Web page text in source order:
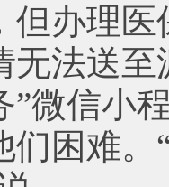
但办理
无法送
”微信小
们困难